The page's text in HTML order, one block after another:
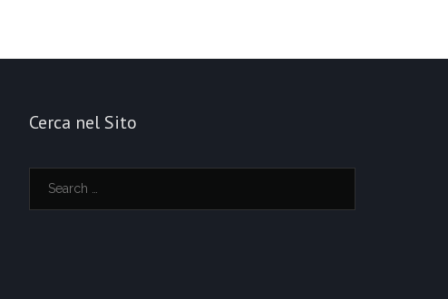
Cerca nel Sito